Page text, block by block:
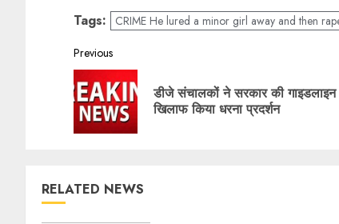
Tags:
CRIME He lured a minor girl away and then
Previous
डीजे संचालकों ने सरकार की
खिलाफ किया धरना प्रदर्शन
RELATED NEWS